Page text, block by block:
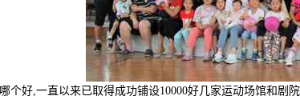
好,一直以来已取得成功铺设10000好几家运动场馆和剧